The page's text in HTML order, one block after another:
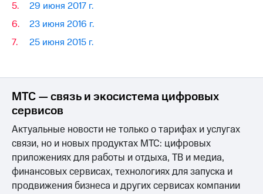
Достижения
Интервью
отчетность
Контакты
в
регионе
и акционерам
Корпоративное
управление
29 июня 2017 г.
23 июня 2016 г.
25 июня 2015 г.
МТС — связь и экосистема цифровых
сервисов
Актуальные новости не только о тарифах и услугах
связи, но и новых продуктах МТС: цифровых
приложениях для работы и отдыха, ТВ и медиа,
финансовых сервисах, технологиях для запуска и
продвижения бизнеса и других сервисах компании